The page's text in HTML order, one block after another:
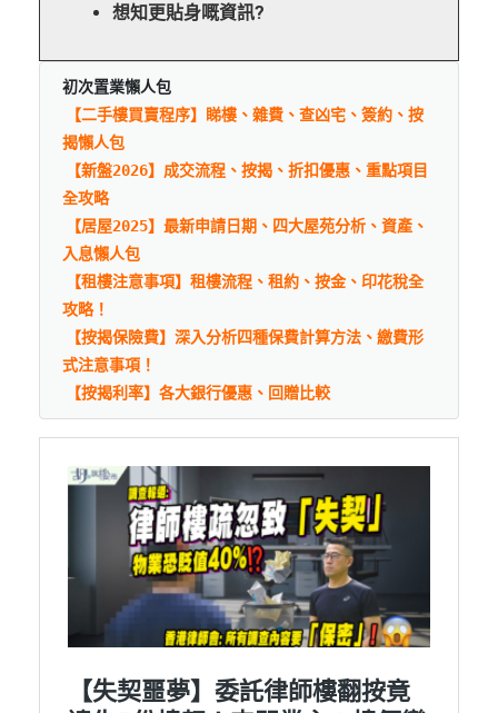
想知更貼身嘅資訊?
初次置業懶人包
【二手樓買賣程序】睇樓、雜費、查凶宅、簽約、按
揭懶人包
【新盤2026】成交流程、按揭、折扣優惠、重點項目
全攻略
【居屋2025】最新申請日期、四大屋苑分析、資產、
入息懶人包
【租樓注意事項】租樓流程、租約、按金、印花稅全
攻略！
【按揭保險費】深入分析四種保費計算方法、繳費形
式注意事項！
【按揭利率】各大銀行優惠、回贈比較